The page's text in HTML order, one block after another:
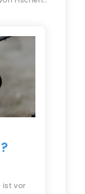
ist vor